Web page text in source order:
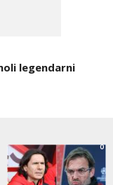
legendarni
0